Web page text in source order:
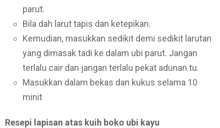
parut.
Bila dah larut tapis dan ketepikan.
Kemudian, masukkan sedikit demi sedikit larutan
yang dimasak tadi ke dalam ubi parut. Jangan
terlalu cair dan jangan terlalu pekat adunan tu.
Masukkan dalam bekas dan kukus selama 10
minit
Resepi lapisan atas kuih boko ubi kayu